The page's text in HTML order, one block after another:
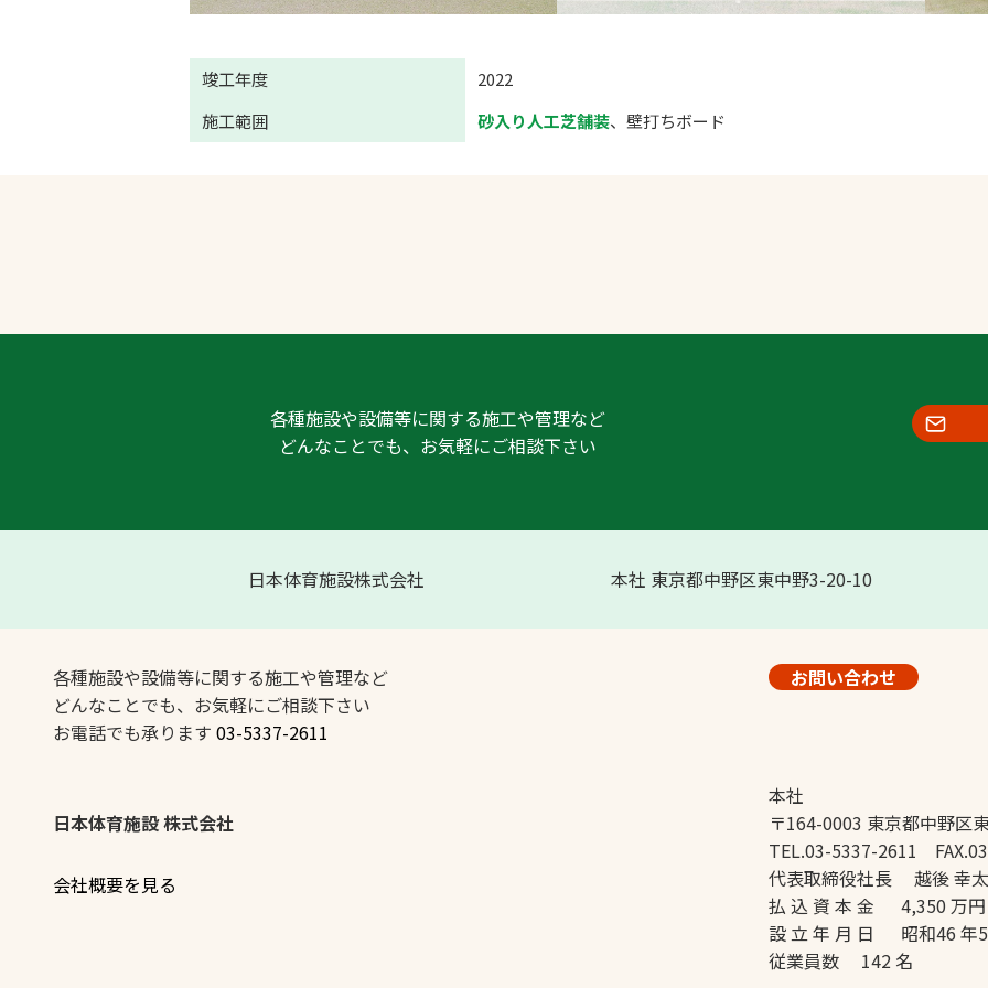
竣工年度
2022
施工範囲
砂入り人工芝舗装、壁打ちボード
各種施設や設備等に関する施工や管理など
どんなことでも、お気軽にご相談下さい
日本体育施設株式会社 本社 東京都中野区東中野3-20-10
各種施設や設備等に関する施工や管理など
どんなことでも、お気軽にご相談下さい
お電話でも承ります 03-5337-2611
お問い合わせ
日本体育施設 株式会社
会社概要を見る
本社
〒164-0003 東京都中野区
TEL.03-5337-2611
代表取締役社長 越後 幸
払 込 資 本 金 4,350 万円
設 立 年 月 日 昭和46 年
従業員数 142 名